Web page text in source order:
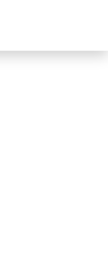
Prix dla